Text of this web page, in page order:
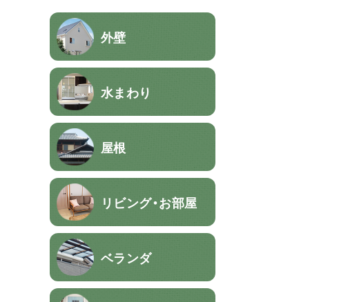
外壁
水まわり
屋根
リビング・お部屋
ベランダ